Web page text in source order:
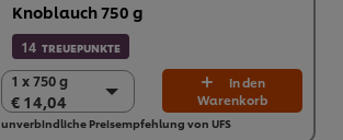
Knoblauch 750 g
14 TREUEPUNKTE
1 x 750 g
€ 14,04
1 x 750 g
€ 14,04
2 x 750 g
In den
Warenkorb
unverbindliche Preisempfehlung von UFS